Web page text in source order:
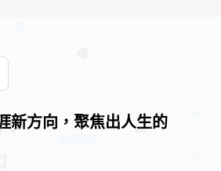
新方向，聚焦出人生的